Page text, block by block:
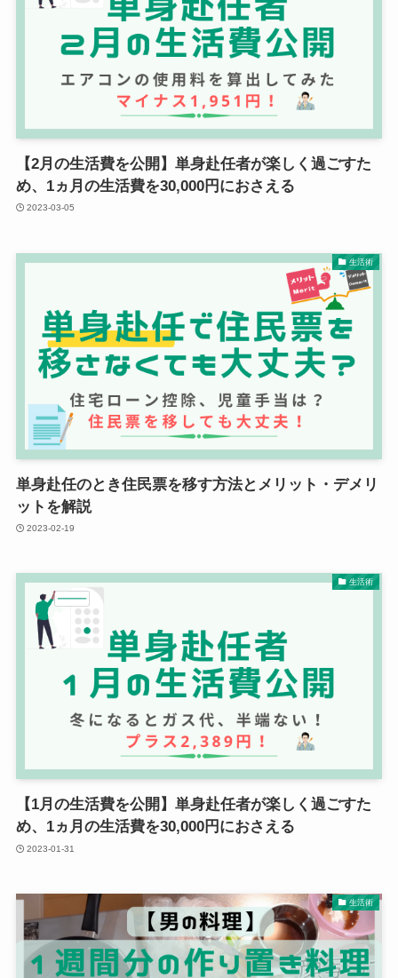
【2月の生活費を公開】単身赴任者が楽しく過ごすた
め、1ヵ月の生活費を30,000円におさえる
2023-03-05
生活術
単身赴任のとき住民票を移す方法とメリット・デメリ
ットを解説
2023-02-19
生活術
【1月の生活費を公開】単身赴任者が楽しく過ごすた
め、1ヵ月の生活費を30,000円におさえる
2023-01-31
生活術